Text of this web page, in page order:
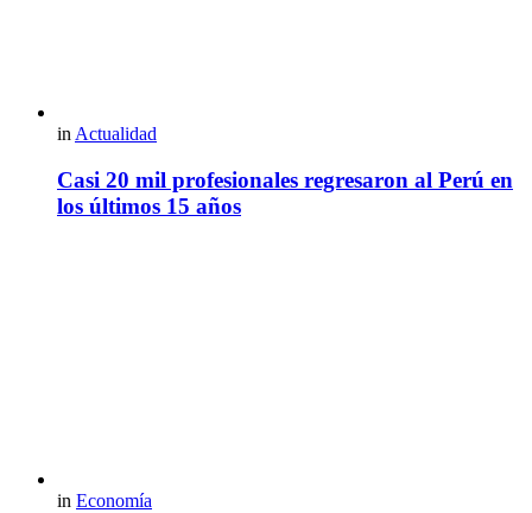
in Actualidad
Casi 20 mil profesionales regresaron al Perú en
los últimos 15 años
in Economía